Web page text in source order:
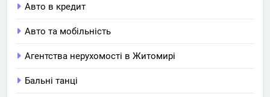
Авто в кредит
Авто та мобільність
Агентства нерухомості в Житомирі
Бальні танці